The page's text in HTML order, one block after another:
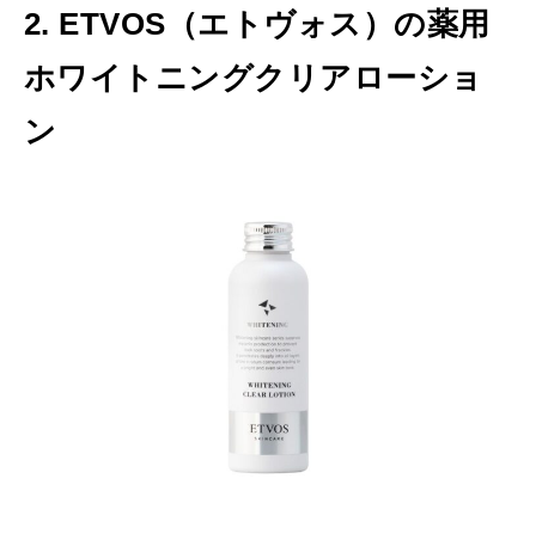
2. ETVOS（エトヴォス）の薬用
ホワイトニングクリアローショ
ン